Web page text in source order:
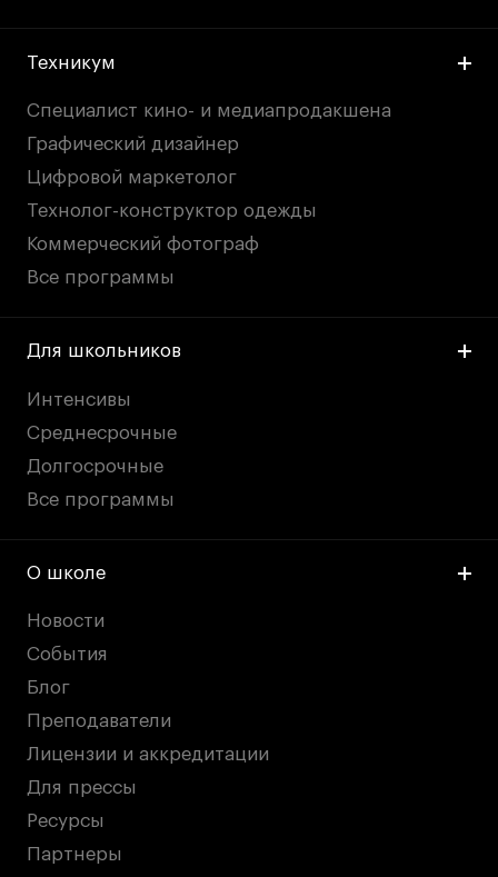
Техникум
Специалист кино- и медиапродакшена
Графический дизайнер
Цифровой маркетолог
Технолог-конструктор одежды
Коммерческий фотограф
Все программы
Для школьников
Интенсивы
Среднесрочные
Долгосрочные
Все программы
О школе
Новости
События
Блог
Преподаватели
Лицензии и аккредитации
Для прессы
Ресурсы
Партнеры